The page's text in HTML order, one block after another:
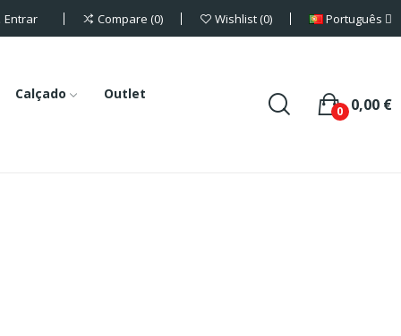
Entrar Compare 0 Wishlist 0 Português
Calçado Outlet
0,00 €
0